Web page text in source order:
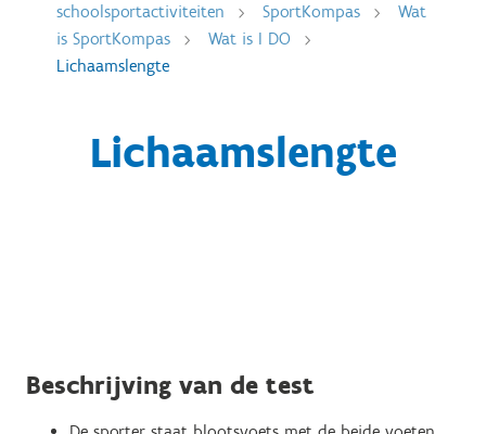
schoolsportactiviteiten
SportKompas
Wat
is SportKompas
Wat is I DO
Lichaamslengte
Lichaamslengte
Beschrijving van de test